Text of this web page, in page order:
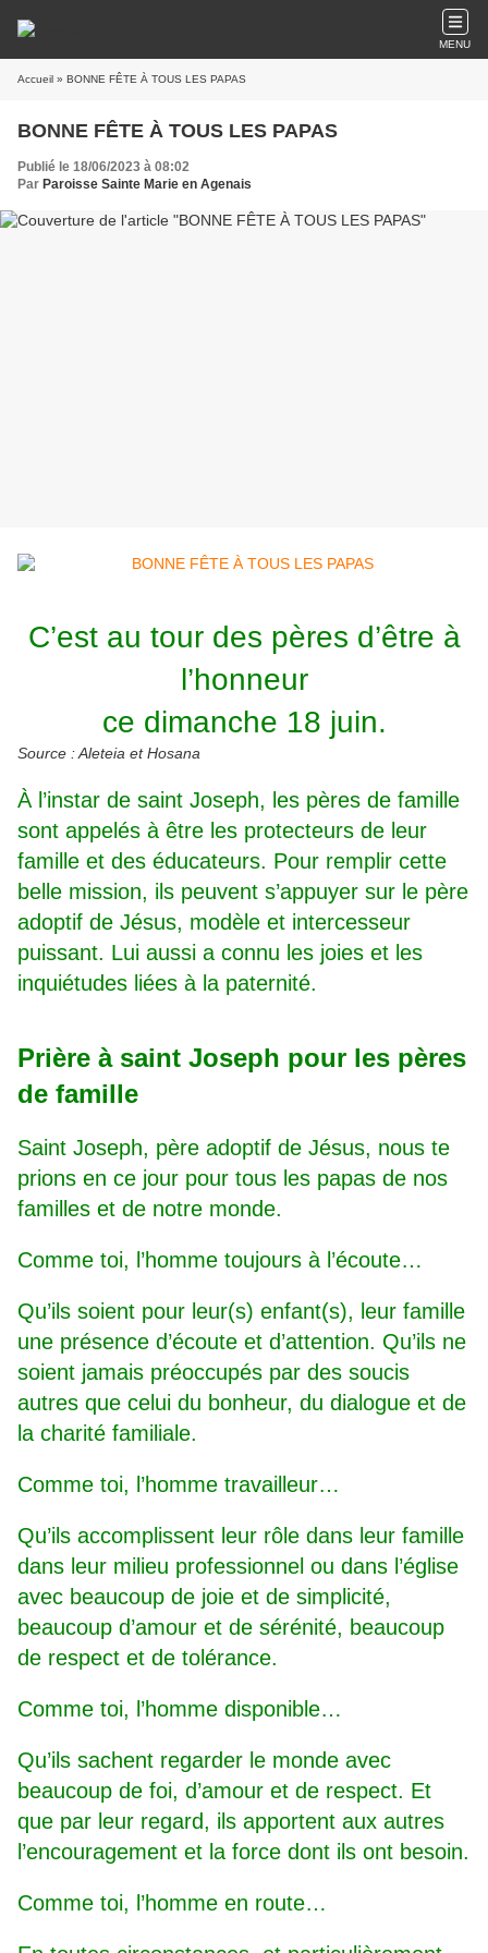
MENU
Accueil » BONNE FÊTE À TOUS LES PAPAS
BONNE FÊTE À TOUS LES PAPAS
Publié le 18/06/2023 à 08:02
Par Paroisse Sainte Marie en Agenais
C’est au tour des pères d’être à
l’honneur
ce dimanche 18 juin.
Source : Aleteia et Hosana
À l’instar de saint Joseph, les pères de famille
sont appelés à être les protecteurs de leur
famille et des éducateurs. Pour remplir cette
belle mission, ils peuvent s’appuyer sur le père
adoptif de Jésus, modèle et intercesseur
puissant. Lui aussi a connu les joies et les
inquiétudes liées à la paternité.
Prière à saint Joseph pour les pères
de famille
Saint Joseph, père adoptif de Jésus, nous te
prions en ce jour pour tous les papas de nos
familles et de notre monde.
Comme toi, l’homme toujours à l’écoute…
Qu’ils soient pour leur(s) enfant(s), leur famille
une présence d’écoute et d’attention. Qu’ils ne
soient jamais préoccupés par des soucis
autres que celui du bonheur, du dialogue et de
la charité familiale.
Comme toi, l’homme travailleur…
Qu’ils accomplissent leur rôle dans leur famille
dans leur milieu professionnel ou dans l’église
avec beaucoup de joie et de simplicité,
beaucoup d’amour et de sérénité, beaucoup
de respect et de tolérance.
Comme toi, l’homme disponible…
Qu’ils sachent regarder le monde avec
beaucoup de foi, d’amour et de respect. Et
que par leur regard, ils apportent aux autres
l’encouragement et la force dont ils ont besoin.
Comme toi, l’homme en route…